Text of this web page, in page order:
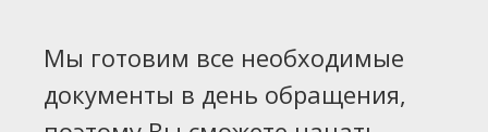
Мы готовим все необходимые
документы в день обращения,